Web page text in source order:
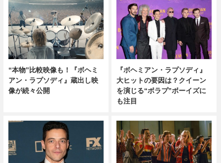
“本物”比較映像も！『ボヘミ
アン・ラプソディ』蔵出し映
像が続々公開
『ボヘミアン・ラプソディ』
大ヒットの要因は？クイーン
を演じる“ボラプ”ボーイズに
も注目